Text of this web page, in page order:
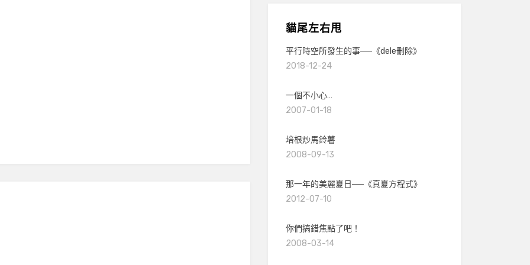
貓尾左右甩
平行時空所發生的事──《dele刪除》
2018-12-24
一個不小心…
2007-01-18
培根炒馬鈴薯
2008-09-13
那一年的美麗夏日──《真夏方程式》
2012-07-10
你們搞錯焦點了吧！
2008-03-14